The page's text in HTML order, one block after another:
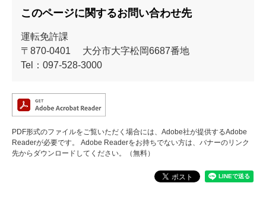
このページに関するお問い合わせ先
運転免許課
〒870-0401
大分市大字松岡6687番地
Tel：097-528-3000
PDF形式のファイルをご覧いただく場合には、Adobe社が提供するAdobe
Readerが必要です。
Adobe Readerをお持ちでない方は、バナーのリンク
先からダウンロードしてください。（無料）